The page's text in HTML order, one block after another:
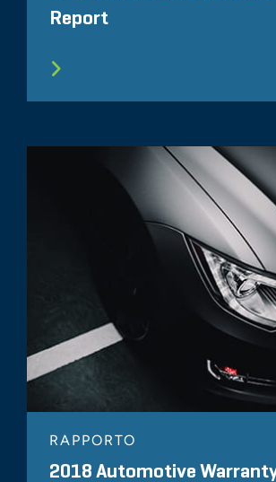
Report
RAPPORTO
2018 Automotive Warranty